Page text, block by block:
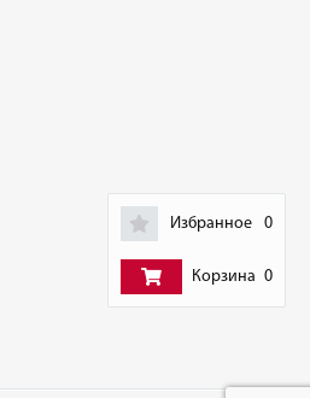
Избранное 0
Корзина 0